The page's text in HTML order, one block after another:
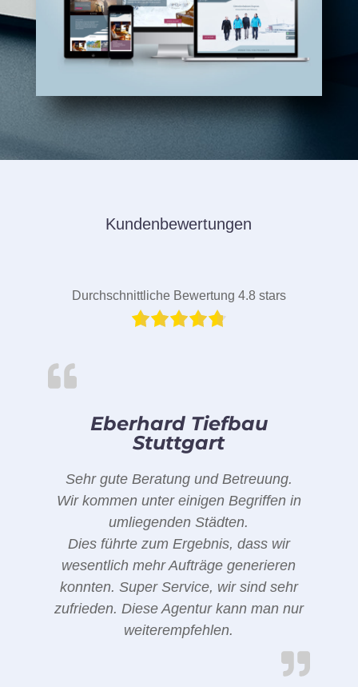
Kundenbewertungen
Durchschnittliche Bewertung 4.8 stars
Eberhard Tiefbau
Stuttgart
Sehr gute Beratung und Betreuung.
Wir kommen unter einigen Begriffen in
umliegenden Städten.
Dies führte zum Ergebnis, dass wir
wesentlich mehr Aufträge generieren
konnten. Super Service, wir sind sehr
zufrieden. Diese Agentur kann man nur
weiterempfehlen.